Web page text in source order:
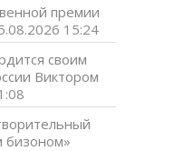
премии
15:24
своим
Виктором
бизоном»